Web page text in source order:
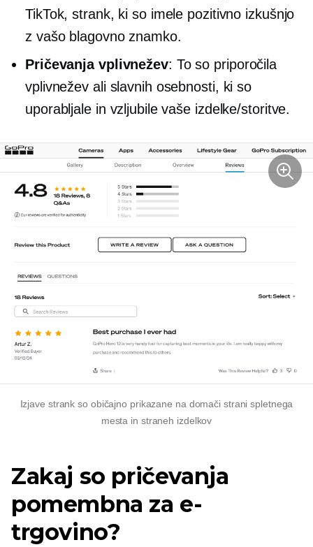
TikTok, strank, ki so imele pozitivno izkušnjo
z vašo blagovno znamko.
Pričevanja vplivnežev: To so priporočila
vplivnežev ali slavnih osebnosti, ki so
uporabljale in vzljubile vaše izdelke/storitve.
Izjave strank so običajno prikazane na domači strani spletnega
mesta in straneh izdelkov
Zakaj so pričevanja
pomembna za e-
trgovino?